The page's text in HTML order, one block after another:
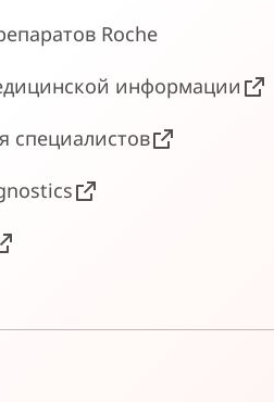
Roche
информации
специалистов